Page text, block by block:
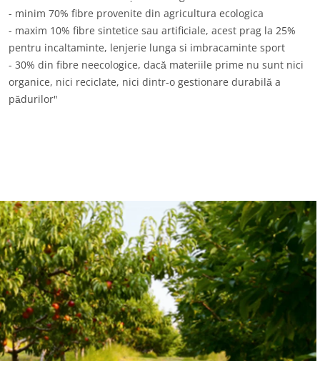
SECTOARELE NOASTRE DE ACTIVITATE
Produse agroalimentare
Cosmetice
Inputs
- minim 70% fibre provenite din agricultura ecologica
- maxim 10% fibre sintetice sau artificiale, acest prag la 25%
pentru incaltaminte, lenjerie lunga si imbracaminte sport
- 30% din fibre neecologice, dacă materiile prime nu sunt nici
organice, nici reciclate, nici dintr-o gestionare durabilă a
pădurilor"